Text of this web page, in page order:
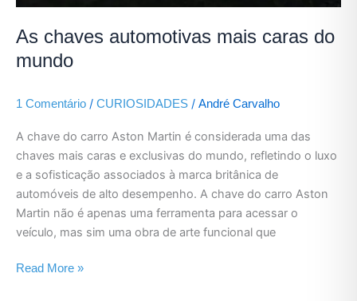
As chaves automotivas mais caras do
mundo
1 Comentário / CURIOSIDADES / André Carvalho
A chave do carro Aston Martin é considerada uma das
chaves mais caras e exclusivas do mundo, refletindo o luxo
e a sofisticação associados à marca britânica de
automóveis de alto desempenho. A chave do carro Aston
Martin não é apenas uma ferramenta para acessar o
veículo, mas sim uma obra de arte funcional que
Read More »